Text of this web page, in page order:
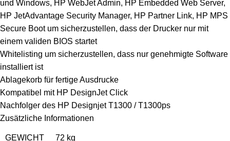
und Windows, HP WebJet Admin, HP Embedded Web Server,
HP JetAdvantage Security Manager, HP Partner Link, HP MPS
Secure Boot um sicherzustellen, dass der Drucker nur mit
einem validen BIOS startet
Whitelisting um sicherzustellen, dass nur genehmigte Software
installiert ist
Ablagekorb für fertige Ausdrucke
Kompatibel mit HP DesignJet Click
Nachfolger des HP Designjet T1300 / T1300ps
Zusätzliche Informationen
GEWICHT 72 kg